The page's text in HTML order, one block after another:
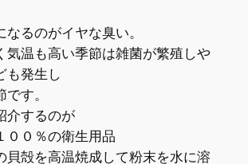
るのがイヤな臭い。
温も高い季節は雑菌が繁殖しや
も発生し
す。
介するのが
０％の衛生用品
殻を高温焼成して粉末を水に溶